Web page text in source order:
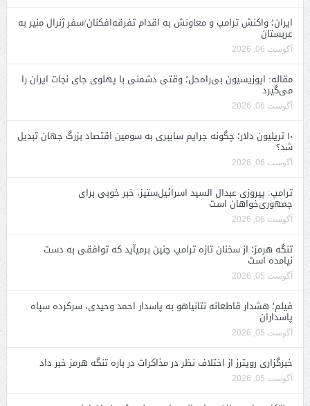
ایران؛ واکنش ترامپ و معاونش به اقدام تفرقه‌افکنان/سفر ژنرال منیر به
عربستان
آگوست 06, 2026
مقاله: اپوزیسیون بی‌راه‌حل؛ وقتی دشمنی با پهلوی جای نجات ایران را
می‌گیرد
آگوست 06, 2026
۱۰ تریلیون دلار؛ چگونه جرایم سایبری به سومین اقتصاد بزرگ جهان تبدیل
شد؟
آگوست 06, 2026
ترامپ: پیروزی عبدال السید اسرائیل‌ستیز، خبر خوبی برای
جمهوری‌خواهان است
آگوست 06, 2026
تنگه هرمز؛ از سخنان تازه ترامپ چنین برمیآید که توافقی به دست
نیامده است
آگوست 05, 2026
فیلم؛ هشدار قاطعانه نتانیاهو به پاسدار احمد وحیدی، سرکرده سپاه
پاسداران
آگوست 05, 2026
خبرگزاری رویترز از اختلاف نظر در مذاکرات در باره تنگه هرمز خبر داد
آگوست 05, 2026